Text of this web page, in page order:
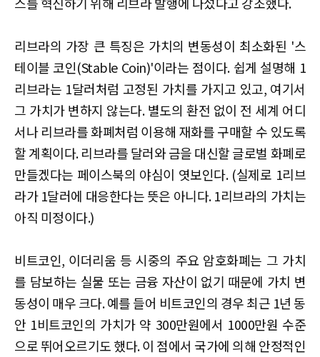
리브라의 가장 큰 특징은 가치의 변동성이 최소화된 '스
테이블 코인(Stable Coin)'이라는 점이다. 쉽게 설명해 1
리브라는 1달러처럼 고정된 가치를 가지고 있고, 여기서
그 가치가 변하지 않는다. 별도의 환전 없이 전 세계 어디
서나 리브라를 화폐처럼 이용해 재화를 구매할 수 있도록
할 계획이다. 리브라를 달러와 금을 대신할 글로벌 화폐로
만들겠다는 페이스북의 야심이 엿보인다. (실제로 1리브
라가 1달러에 대응한다는 뜻은 아니다. 1리브라의 가치는
아직 미정이다.)
비트코인, 이더리움 등 시중의 주요 암호화폐는 그 가치
를 담보하는 실물 또는 금융 자산이 없기 때문에 가치 변
동성이 매우 크다. 예를 들어 비트코인의 경우 최근 1년 동
안 1비트코인의 가치가 약 300만원에서 1000만원 수준
으로 뛰어오르기도 했다. 이 점에서 국가에 의해 안정적인